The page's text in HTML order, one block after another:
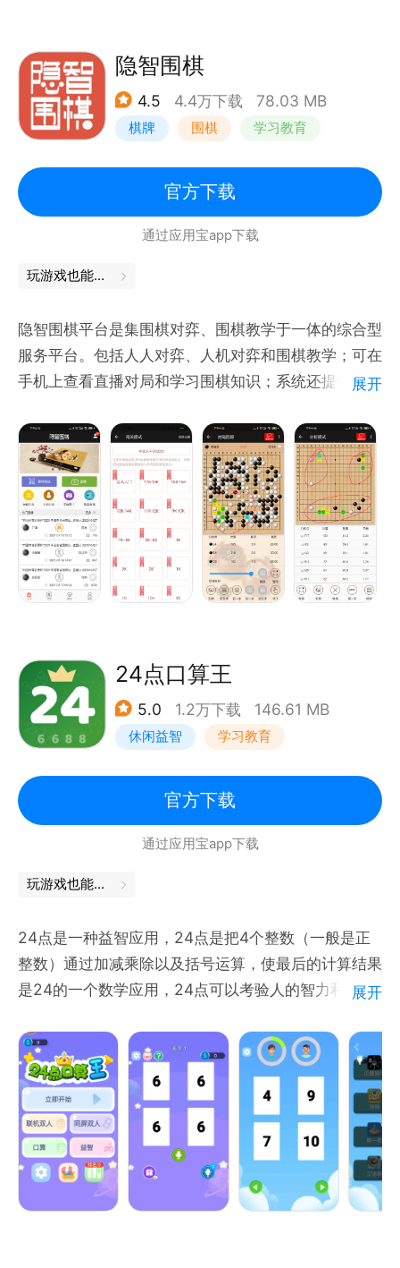
力，循序渐进，语言生动，让深奥的围棋知识变得直观
易懂，让您的孩子从零开始，开心快乐学棋。
3、互动模式
教学内容采用人物互动方式来展开，生活化的对话结合
润物细无声的被孩子不知不觉就接受和了解。
4、边学边想，课后练习
每课结束通过儿歌总结的方式，让孩子轻松且不乏味的
记忆课程要点，并配合课后练习，对所学知识进行复习
让孩子所学的知识得以巩固，学会如何运用知识点。
隐智围棋
4.5 4.4万下载 78.03 MB
棋牌 围棋 学习教育
官方下载
通过应用宝app下载
玩游戏也能学到知识，轻松掌握知识点
隐智围棋平台是集围棋对弈、围棋教学于一体的综合型
服务平台。包括人人对弈、人机对弈和围棋教学；可在
手机上查看直播对局和学习围棋知识；系统还提供了拍
色功能。
展开
24点口算王
5.0 1.2万下载 146.61 MB
休闲益智 学习教育
官方下载
通过应用宝app下载
玩游戏也能学到知识，轻松掌握知识点
24点是一种益智应用，24点是把4个整数（一般是正
整数）通过加减乘除以及括号运算，使最后的计算结果
是24的一个数学应用，24点可以考验人的智力和数学
常是使用扑克牌来进行应用的，一副牌中抽去大小王后
还剩下52张，任意抽取4张牌用加、减、乘、除（可加
括号）把牌面上的数算成24。每张牌必须只能用一
次，如抽出的牌是3、8、8、9，那么算式为（9－8）
×8×3或3×8÷（9－8）或（9－8÷8）×3等。
展开